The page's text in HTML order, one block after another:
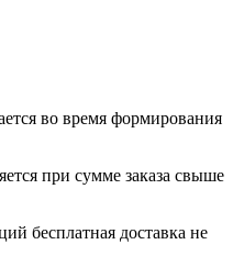
во время формирования
при сумме заказа свыше
бесплатная доставка не